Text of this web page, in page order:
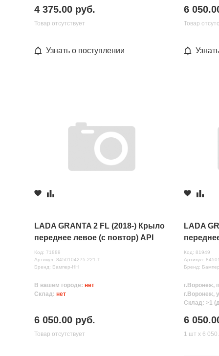
4 375.00 руб.
Товар отсутствует
Узнать о поступлении
6
Товар
LADA GRANTA 2 FL (2018-) Крыло
переднее левое (с повтор) API
(Ледниковый( 221)
Код: 71889
Артикул: 8450104275-221-Т
Бренд: Бампер-НН
В вашем городе: нет
Склад: нет
6 050.00 руб.
Товар отсутствует
LADA
(Техно(
Код: 81949
Артикул:
Бренд:
г.Воронеж,
г.Воронеж,
Склад: >1
6
1 шт х 6